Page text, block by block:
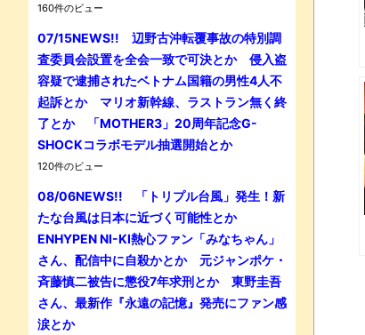
160件のビュー
07/15NEWS!! 辺野古沖転覆事故の特別調
査委員会設置を全会一致で可決とか 侵入盗
容疑で逮捕されたベトナム国籍の男性4人不
起訴とか マリオ新幹線、ラストラン無く終
了とか 「MOTHER3」20周年記念G-
SHOCKコラボモデル抽選開始とか
120件のビュー
08/06NEWS!! 「トリプル台風」発生！新
たな台風は日本に近づく可能性とか
ENHYPEN NI-KI熱心ファン「みなちゃん」
さん、配信中に自殺かとか 元ジャンポケ・
斉藤慎二被告に懲役7年求刑とか 東野圭吾
さん、最新作『永遠の記憶』発売にファン感
涙とか